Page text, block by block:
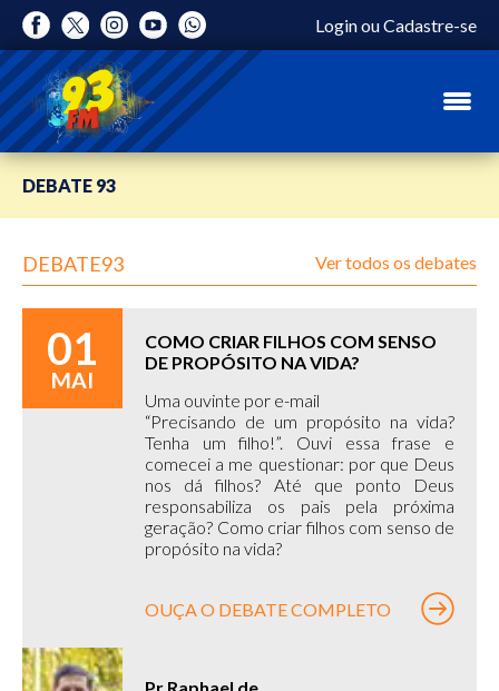
LoginouCadastre-se
DEBATE 93
DEBATE93 Ver todos os debates
01
MAI
COMO CRIAR FILHOS COM SENSO
DE PROPÓSITO NA VIDA?
Uma ouvinte por e-mail
“Precisando de um propósito na vida?
Tenha um filho!”. Ouvi essa frase e
comecei a me questionar: por que Deus
nos dá filhos? Até que ponto Deus
responsabiliza os pais pela próxima
geração? Como criar filhos com senso de
propósito na vida?
OUÇA O DEBATE COMPLETO